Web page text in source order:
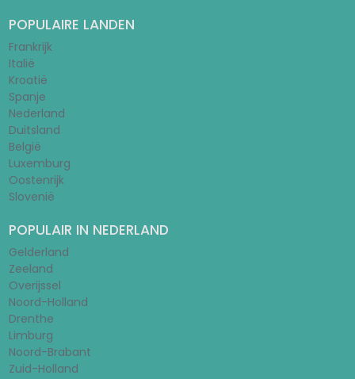
POPULAIRE LANDEN
Frankrijk
Italië
Kroatië
Spanje
Nederland
Duitsland
België
Luxemburg
Oostenrijk
Slovenië
POPULAIR IN NEDERLAND
Gelderland
Zeeland
Overijssel
Noord-Holland
Drenthe
Limburg
Noord-Brabant
Zuid-Holland